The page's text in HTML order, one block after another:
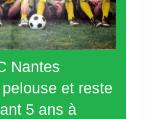
Nantes
et reste
5 ans à